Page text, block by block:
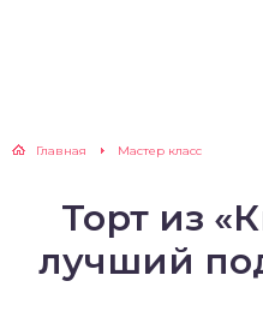
Главная Мастер класс
Торт из
лучший